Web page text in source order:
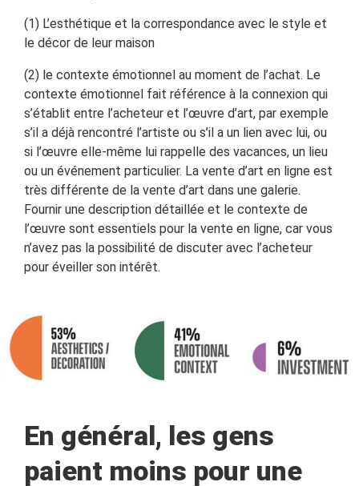
(1) L’esthétique et la correspondance avec le style et
le décor de leur maison
(2) le contexte émotionnel au moment de l’achat. Le
contexte émotionnel fait référence à la connexion qui
s’établit entre l’acheteur et l’œuvre d’art, par exemple
s’il a déjà rencontré l’artiste ou s’il a un lien avec lui, ou
si l’œuvre elle-même lui rappelle des vacances, un lieu
ou un événement particulier. La vente d’art en ligne est
très différente de la vente d’art dans une galerie.
Fournir une description détaillée et le contexte de
l’œuvre sont essentiels pour la vente en ligne, car vous
n’avez pas la possibilité de discuter avec l’acheteur
pour éveiller son intérêt.
En général, les gens
paient moins pour une